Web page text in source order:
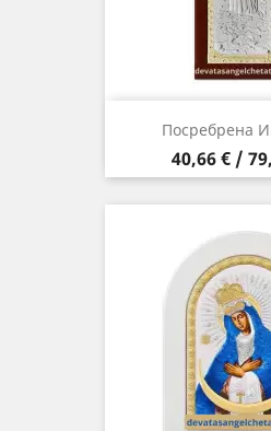
Посребрена
Цена
40,66 € /